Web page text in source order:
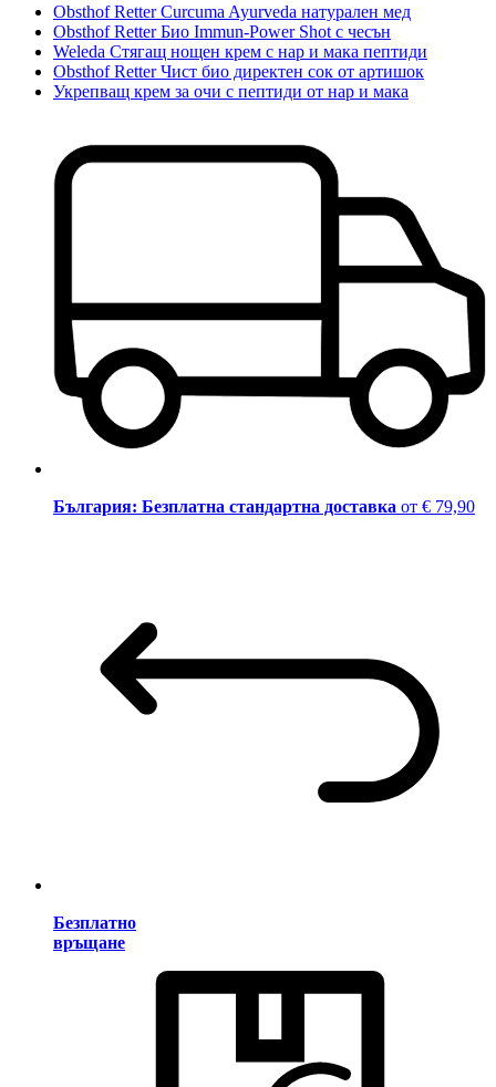
Obsthof Retter Curcuma Ayurveda натурален мед
Obsthof Retter Био Immun-Power Shot с чесън
Weleda Стягащ нощен крем с нар и мака пептиди
Obsthof Retter Чист био директен сок от артишок
Укрепващ крем за очи с пептиди от нар и мака
България: Безплатна стандартна доставка от € 79,90
Безплатно
връщане